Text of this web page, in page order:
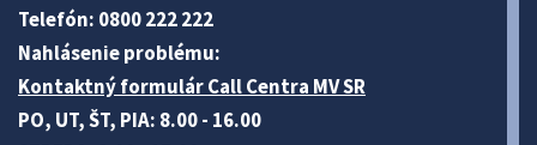
Telefón: 0800 222 222
Nahlásenie problému:
Kontaktný formulár Call Centra MV SR
PO, UT, ŠT, PIA: 8.00 - 16.00